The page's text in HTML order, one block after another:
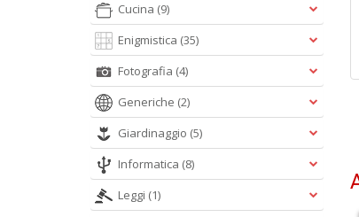
Cucina (9)
Enigmistica (35)
Fotografia (4)
Generiche (2)
Giardinaggio (5)
Informatica (8)
Leggi (1)